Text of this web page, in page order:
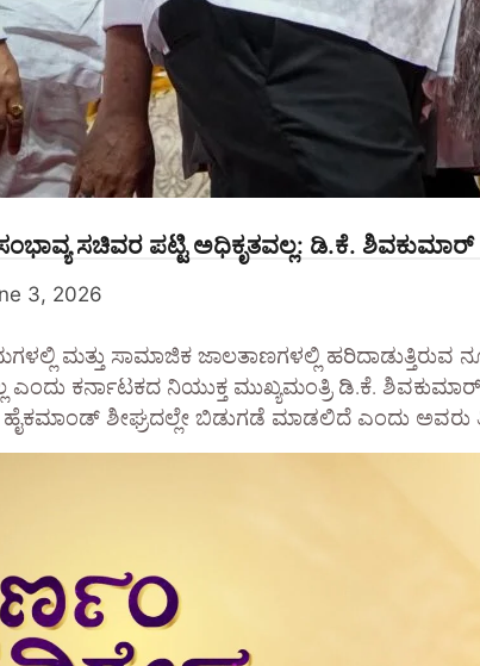
ಸಚಿವರ ಪಟ್ಟಿ ಅಧಿಕೃತವಲ್ಲ: ಡಿ.ಕೆ. ಶಿವಕುಮಾರ್
3, 2026
ಮತ್ತು ಸಾಮಾಜಿಕ ಜಾಲತಾಣಗಳಲ್ಲಿ
ಎಂದು ಕರ್ನಾಟಕದ ನಿಯುಕ್ತ ಮುಖ್ಯಮಂತ್ರಿ ಡಿ.ಕೆ.
ಹೈಕಮಾಂಡ್ ಶೀಘ್ರದಲ್ಲೇ ಬಿಡುಗಡೆ ಮಾಡಲಿದೆ ಎಂದು ಅವರು